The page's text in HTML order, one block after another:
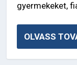
gyermekeket,
OLVASS